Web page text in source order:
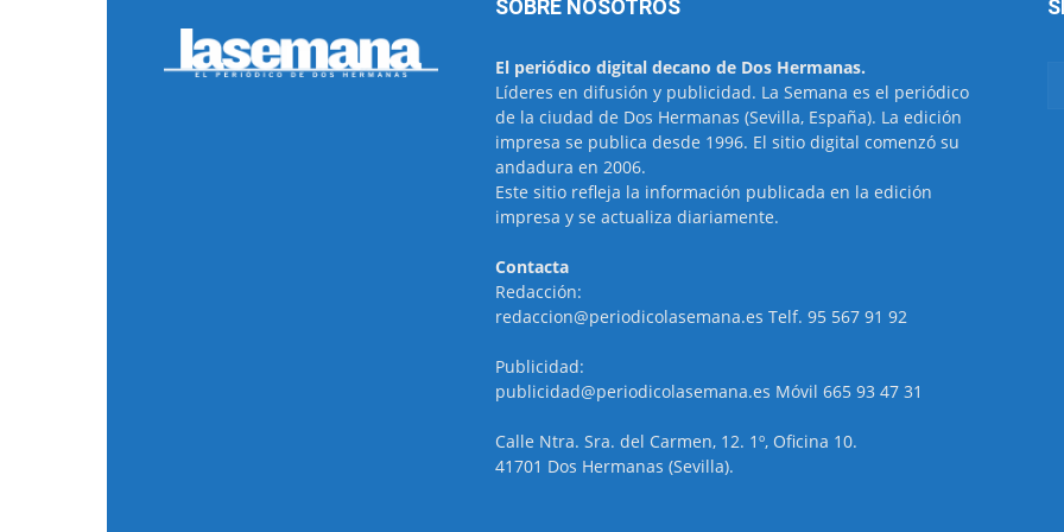
SOBRE NOSOTROS
El periódico digital decano de Dos Hermanas.
Líderes en difusión y publicidad. La Semana es el periódico
de la ciudad de Dos Hermanas (Sevilla, España). La edición
impresa se publica desde 1996. El sitio digital comenzó su
andadura en 2006.
Este sitio refleja la información publicada en la edición
impresa y se actualiza diariamente.
Contacta
Redacción:
redaccion@periodicolasemana.es Telf. 95 567 91 92
Publicidad:
publicidad@periodicolasemana.es Móvil 665 93 47 31
Calle Ntra. Sra. del Carmen, 12. 1º, Oficina 10.
41701 Dos Hermanas (Sevilla).